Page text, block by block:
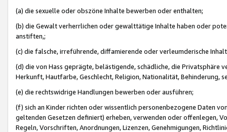
(a) die sexuelle oder obszöne Inhalte bewerben oder enthalten;
(b) die Gewalt verherrlichen oder gewalttätige Inhalte haben oder
anstiften,;
(c) die falsche, irreführende, diffamierende oder verleumderische
(d) die von Hass geprägte, belästigende, schädliche, die Privatsphäre
Herkunft, Hautfarbe, Geschlecht, Religion, Nationalität, Behinderung,
(e) die rechtswidrige Handlungen bewerben oder ausführen;
(f) sich an Kinder richten oder wissentlich personenbezogene Daten
geltenden Gesetzen definiert) erheben, verwenden oder offenlegen,
Regeln, Vorschriften, Anordnungen, Lizenzen, Genehmigungen,